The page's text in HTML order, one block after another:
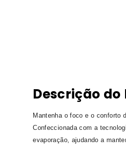
Descrição do
Mantenha o foco e o conforto
Confeccionada com a
evaporação, ajudando a